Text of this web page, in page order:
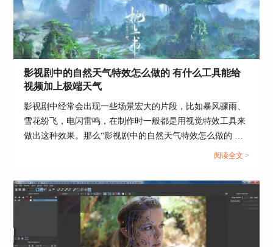
影视剧中的自然天气特效怎么做的 有什么工具能给
视频加上极端天气
影视剧中经常会出现一些场景宏大的片段，比如暴风骤雨、
雪花纷飞，电闪雷鸣，在制作时一般都是用视觉特效工具来
做出这种效果。那么“影视剧中的自然天气特效怎么做的 有
什么工具能给视频加上极端天气”本文将为您介绍这个问
阅读全文 >